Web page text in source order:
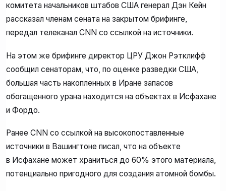
комитета начальников штабов США генерал Дэн Кейн
рассказал членам сената на закрытом брифинге,
передал телеканал CNN со ссылкой на источники.
На этом же брифинге директор ЦРУ Джон Рэтклифф
сообщил сенаторам, что, по оценке разведки США,
большая часть накопленных в Иране запасов
обогащенного урана находится на объектах в Исфахане
и Фордо.
Ранее CNN со ссылкой на высокопоставленные
источники в Вашингтоне писал, что на объекте
в Исфахане может храниться до 60% этого материала,
потенциально пригодного для создания атомной бомбы.